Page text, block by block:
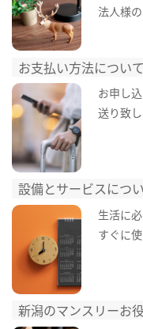
法人様
お支払い方法について
お申し
送り致し
設備とサービスにつ
生活に
すぐに
新潟のマンスリーお